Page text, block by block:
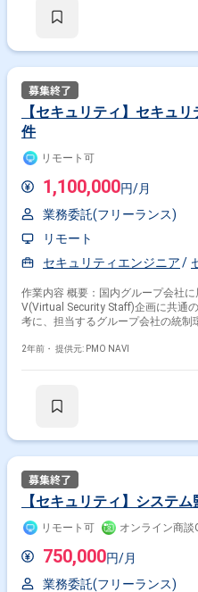
【セキュリティ】セキュ
件
リモート可
1,100,000円/月
業務委託(フリーランス)
リモート
セキュリティエンジニア
作業内容 概要：国内グループ会社
V(Virtual Security Staff)企画に共通
考に、担当するグループ会社の統制
容】 ・グループ会社の統制環境把
ュニケーションを実施する。 ※3年
2年前・ 提供元: PMO NAVI
【セキュリティ】システ
リモート可 オンライン商談
750,000円/月
業務委託(フリーランス)